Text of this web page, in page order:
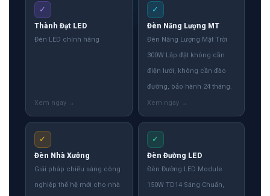
✓
Thành Đạt LED
Đèn LED chính hãng
✓
Đèn Năng Lượng MT
Đèn Năng Lượng Mặt Trời
300W Lắp đặt không cần
điện lưới, không cần đào
đường, bảo hành 24 tháng.
✓
Đèn Nhà Xưởng
Giải pháp chiếu sáng công
nghiệp thế hệ mới cho nhà
✓
Đèn Đường LED
Đèn Đường LED Module
150W TD14 Sáng Chuẩn,